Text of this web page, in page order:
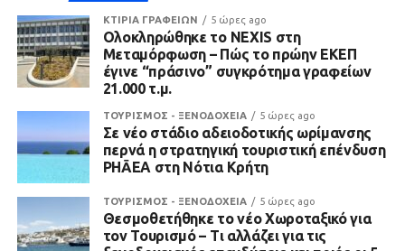
ΚΤΙΡΙΑ ΓΡΑΦΕΙΩΝ 5 ώρες ago
Ολοκληρώθηκε το NEXIS στη
Μεταμόρφωση – Πώς το πρώην ΕΚΕΠ
έγινε “πράσινο” συγκρότημα γραφείων
21.000 τ.μ.
ΤΟΥΡΙΣΜΟΣ - ΞΕΝΟΔΟΧΕΙΑ 5 ώρες ago
Σε νέο στάδιο αδειοδοτικής ωρίμανσης
περνά η στρατηγική τουριστική επένδυση
PHĀEA στη Νότια Κρήτη
ΤΟΥΡΙΣΜΟΣ - ΞΕΝΟΔΟΧΕΙΑ 5 ώρες ago
Θεσμοθετήθηκε το νέο Χωροταξικό για
τον Τουρισμό – Τι αλλάζει για τις